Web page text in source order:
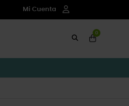
Mi Cuenta
0